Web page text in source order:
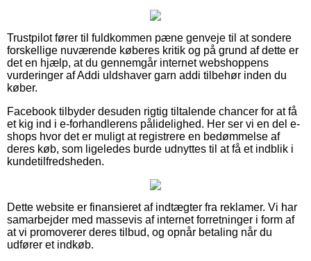
Trustpilot fører til fuldkommen pæne genveje til at sondere
forskellige nuværende køberes kritik og på grund af dette er
det en hjælp, at du gennemgår internet webshoppens
vurderinger af Addi uldshaver garn addi tilbehør inden du
køber.
Facebook tilbyder desuden rigtig tiltalende chancer for at få
et kig ind i e-forhandlerens pålidelighed. Her ser vi en del e-
shops hvor det er muligt at registrere en bedømmelse af
deres køb, som ligeledes burde udnyttes til at få et indblik i
kundetilfredsheden.
Dette website er finansieret af indtægter fra reklamer. Vi har
samarbejder med massevis af internet forretninger i form af
at vi promoverer deres tilbud, og opnår betaling når du
udfører et indkøb.